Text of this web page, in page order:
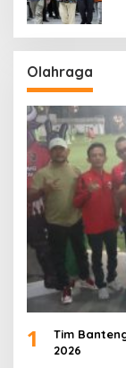
Olahraga
1
Tim
2026